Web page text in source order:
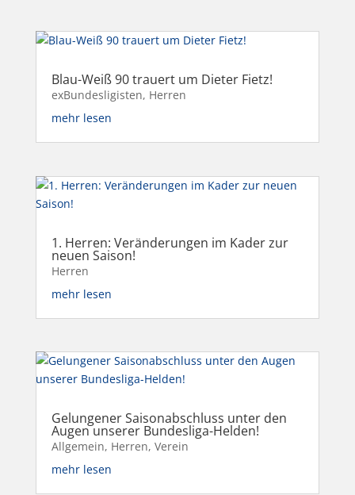
Blau-Weiß 90 trauert um Dieter Fietz!
exBundesligisten, Herren
mehr lesen
1. Herren: Veränderungen im Kader zur
neuen Saison!
Herren
mehr lesen
Gelungener Saisonabschluss unter den
Augen unserer Bundesliga-Helden!
Allgemein, Herren, Verein
mehr lesen